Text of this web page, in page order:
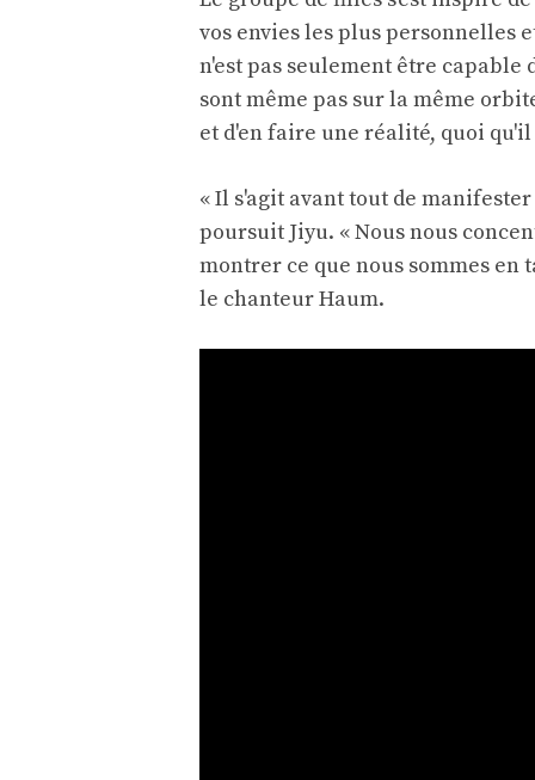
vos envies les plus personnelles
n'est pas seulement être
sont même pas sur la même
et d'en faire une réalité, quoi qu'il
« Il s'agit avant tout de
poursuit Jiyu. « Nous nous
montrer ce que nous sommes en
le chanteur Haum.